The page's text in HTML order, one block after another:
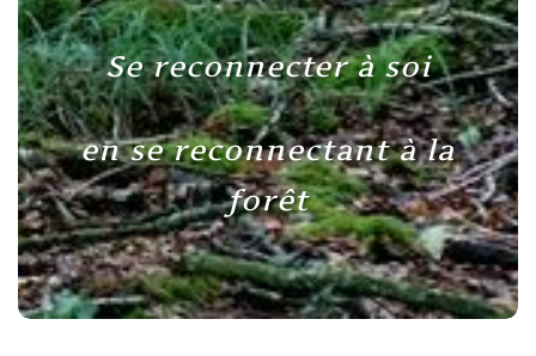
Se reconnecter à soi
en se reconnectant à la
forêt